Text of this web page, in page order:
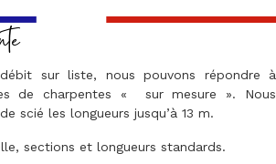
sur liste, nous pouvons répondre à
de charpentes « sur mesure ». Nous
scié les longueurs jusqu’à 13 m.
sections et longueurs standards.